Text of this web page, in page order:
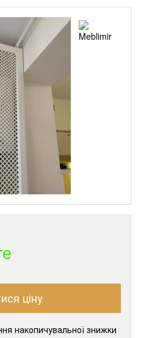
ціну
накопичувальної знижки